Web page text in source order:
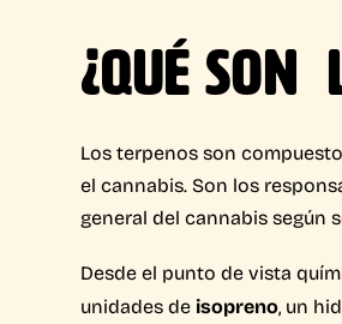
¿QUÉ SON
Los terpenos son
el cannabis. Son los
general del cannabis según
Desde el punto de vista
unidades deisopreno, un